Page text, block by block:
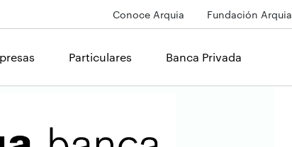
Conoce Arquia Fundación Arquia
Particulares Banca Privada